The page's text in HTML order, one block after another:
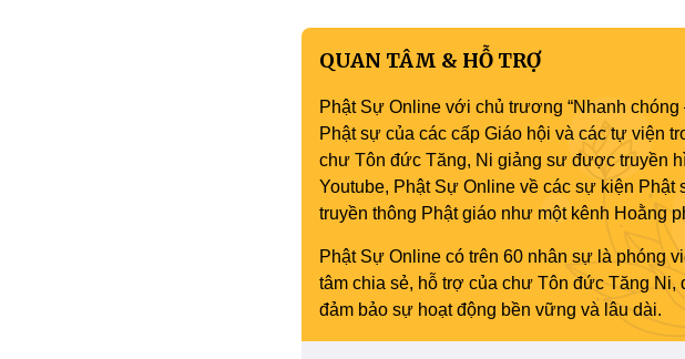
QUAN TÂM & HỖ TRỢ
Phật Sự Online với chủ trương “Nhanh
Phật sự của các cấp Giáo hội và các tự viện
chư Tôn đức Tăng, Ni giảng sư được truyền
Youtube, Phật Sự Online về các sự kiện
truyền thông Phật giáo như một kênh Hoằng
Phật Sự Online có trên 60 nhân sự là phóng
tâm chia sẻ, hỗ trợ của chư Tôn đức Tăng
đảm bảo sự hoạt động bền vững và lâu dài.